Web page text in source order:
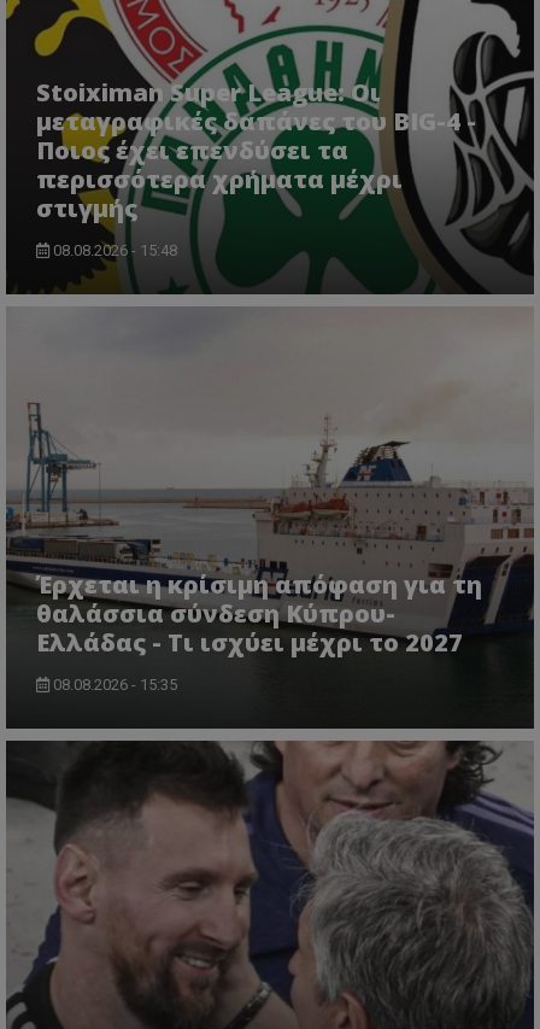
Stoiximan Super League: Οι
μεταγραφικές δαπάνες του BIG-4 -
Ποιος έχει επενδύσει τα
περισσότερα χρήματα μέχρι
στιγμής
08.08.2026 - 15:48
Έρχεται η κρίσιμη απόφαση για τη
θαλάσσια σύνδεση Κύπρου-
Ελλάδας - Τι ισχύει μέχρι το 2027
08.08.2026 - 15:35